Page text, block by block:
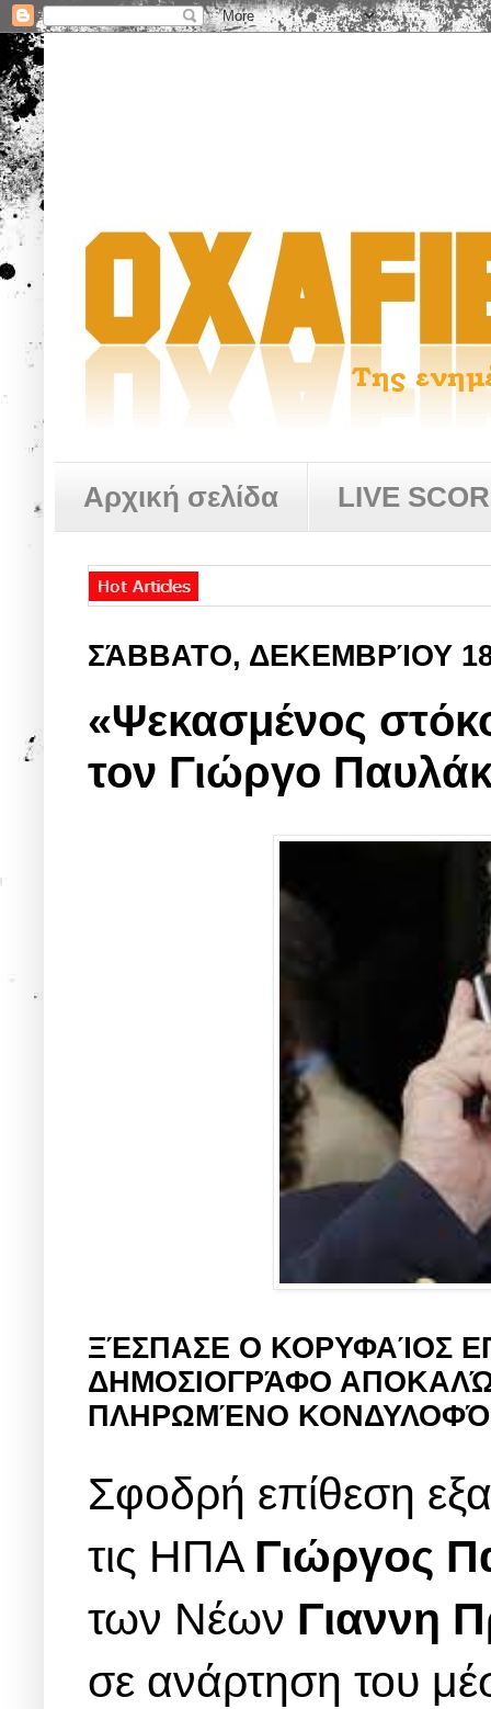
Αρχική σελίδα LIVE
ΣΆΒΒΑΤΟ, ΔΕΚΕΜΒΡΊΟΥ
«Ψεκασμένος
τον Γιώργο
ΞΈΣΠΑΣΕ Ο ΚΟΡΥΦΑΊΟΣ
ΔΗΜΟΣΙΟΓΡΆΦΟ
ΠΛΗΡΩΜΈΝΟ
Σφοδρή επίθεση
τις ΗΠΑ Γιώργος
των Νέων Γιαννη
σε ανάρτηση του